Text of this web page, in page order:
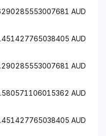
AUD
AUD
AUD
AUD
AUD